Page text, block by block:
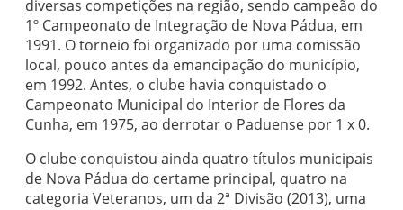
diversas competições na região, sendo campeão do
1º Campeonato de Integração de Nova Pádua, em
1991. O torneio foi organizado por uma comissão
local, pouco antes da emancipação do município,
em 1992. Antes, o clube havia conquistado o
Campeonato Municipal do Interior de Flores da
Cunha, em 1975, ao derrotar o Paduense por 1 x 0.
O clube conquistou ainda quatro títulos municipais
de Nova Pádua do certame principal, quatro na
categoria Veteranos, um da 2ª Divisão (2013), uma